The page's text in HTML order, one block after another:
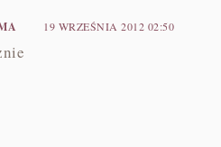
19 WRZEŚNIA 2012 02:50